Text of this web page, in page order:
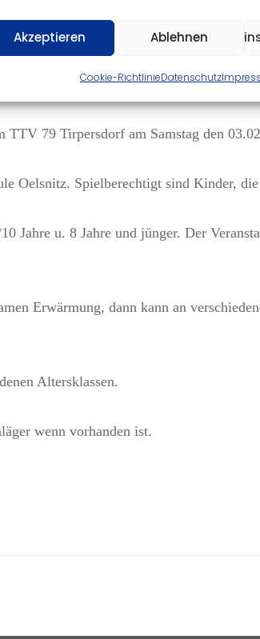
Akzeptieren Ablehnen
Cookie-RichtlinieDatenschutz
79 Tirpersdorf am Samstag den
Oelsnitz. Spielberechtigt sind Kinder,
Jahre u. 8 Jahre und jünger. Der
Erwärmung, dann kann an
Altersklassen.
wenn vorhanden ist.